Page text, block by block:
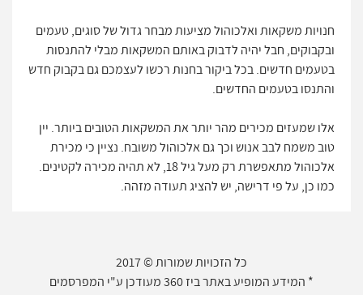
חנויות משקאות ואלכוהול מציעות מבחר גדול של סוגים, טעמים
ובקבוקים, חבל יהיה לדבוק באותם המשקאות מבלי להתנסות
בטעמים חדשים. בכל ביקור בחנות רכשו לעצמכם גם בקבוק חדש
והתנסו בטעמים החדשים.
אלו שמעזים מכירים מהר יותר את המשקאות הטובים ביותר. יין
טוב משמח לבב אנוש וכך גם אלכוהול משובח. נציין כי מכירת
אלכוהול מתאפשרת רק מעל גיל 18, לא תהיה מכירה לקטינים.
כמו כן, על פי דרישה, יש להציג תעודה מזהה.
כל הזכויות שמורות © 2017
* המידע המופיע באתר ביז 360 מעודכן ע"י המפרסמים